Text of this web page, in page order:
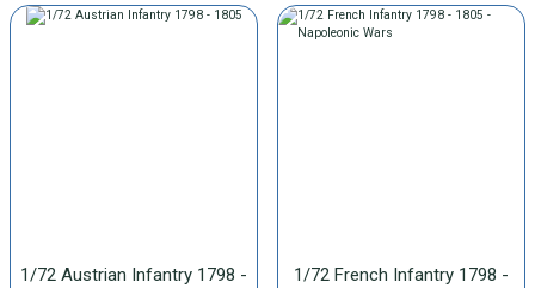
1/72 Austrian Infantry 1798 -
1/72 French Infantry 1798 -